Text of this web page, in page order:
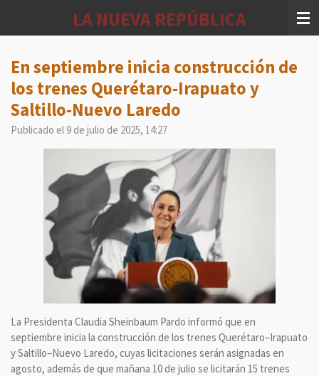
principal
LA NUEVA REPÚBLICA
En septiembre inicia construcción de
los trenes Querétaro-Irapuato y
Saltillo-Nuevo Laredo
Publicado el 9 de julio de 2025, 14:27
La Presidenta Claudia Sheinbaum Pardo informó que en
septiembre inicia la construcción de los trenes Querétaro–Irapuato
y Saltillo–Nuevo Laredo, cuyas licitaciones serán asignadas en
agosto, además de que mañana 10 de julio se licitarán 15 trenes